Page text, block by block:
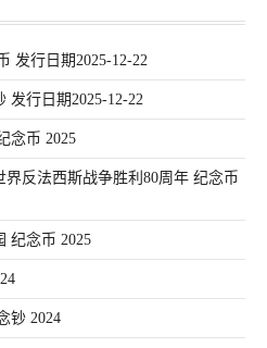
发行日期2025-12-22
发行日期2025-12-22
念币 2025
反法西斯战争胜利80周年 纪念币
纪念币 2025
钞 2024